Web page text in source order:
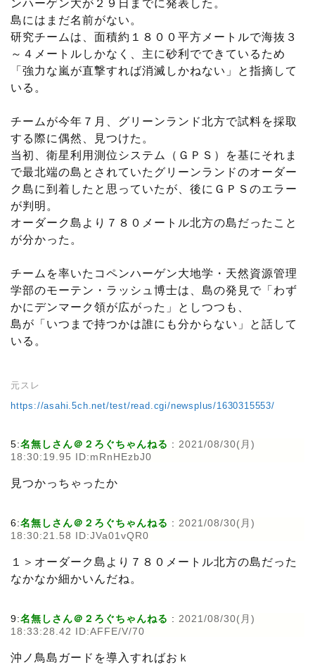
ンハーゲン大が２９日までに発表した。
島にはまだ名前がない。
研究チームは、面積約１８００平方メートルで海抜３
～４メートルしかなく、主に砂利でできているため
「強力な嵐が直撃すれば消滅しかねない」と指摘して
いる。
チームが今年７月、グリーンランド北方で試料を採取
する際に偶然、見つけた。
当初、衛星利用測位システム（ＧＰＳ）を基にそれま
で最北端の島とされていたグリーンランドのオーダー
ク島に到着したと思っていたが、後にＧＰＳのエラー
が判明。
オーダーク島より７８０メートル北方の島だったこと
が分かった。
チームを率いたコペンハーゲン大地学・天然資源管理
学部のモーテン・ラッシュ博士は、島の発見で「わず
かにデンマーク領が広がった」としつつも、
島が「いつまで持つかは誰にも分からない」と話して
いる。
元スレ
https://asahi.5ch.net/test/read.cgi/newsplus/1630315553/
5:名無しさん＠２ろぐちゃんねる : 2021/08/30(月)
18:30:19.95 ID:mRnHEzbJ0
見つかっちゃったか
6:名無しさん＠２ろぐちゃんねる : 2021/08/30(月)
18:30:21.58 ID:JVa01vQR0
１＞オーダーク島より７８０メートル北方の島だった
なかなか細かいんだね。
9:名無しさん＠２ろぐちゃんねる : 2021/08/30(月)
18:33:28.42 ID:AFFE/V/70
沖ノ鳥島ガードを導入すればおｋ